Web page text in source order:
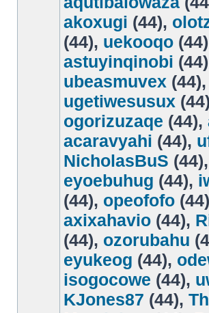
akoxugi (44),
(44), uekooqo
astuyinqinobi
ubeasmuvex (44),
ugetiwesusux
ogorizuzaqe (44),
acaravyahi (44),
NicholasBuS (44),
eyoebuhug (44),
(44), opeofofo
axixahavio (44),
(44), ozorubahu
eyukeog (44),
isogocowe (44),
KJones87 (44),